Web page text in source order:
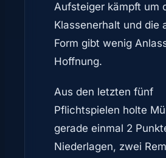
Aufsteiger kämpft um
Klassenerhalt und die
Form gibt wenig
Hoffnung.
Aus den letzten fünf
Pflichtspielen holte
gerade einmal 2
Niederlagen, zwei